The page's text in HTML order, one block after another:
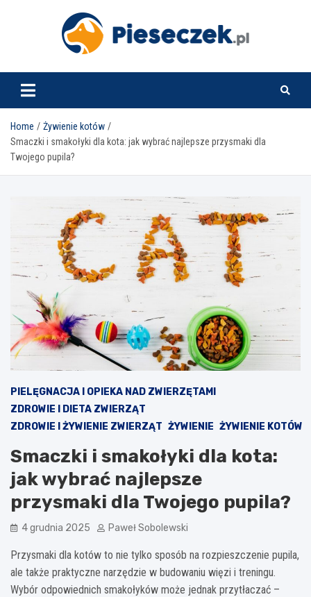
pieseczek.pl
Home
Żywienie kotów
Smaczki i smakołyki dla kota: jak wybrać najlepsze przysmaki dla
Twojego pupila?
PIELĘGNACJA I OPIEKA NAD ZWIERZĘTAMI
ZDROWIE I DIETA ZWIERZĄT
ZDROWIE I ŻYWIENIE ZWIERZĄT ŻYWIENIE ŻYWIENIE KOTÓW
Smaczki i smakołyki dla kota:
jak wybrać najlepsze
przysmaki dla Twojego pupila?
4 grudnia 2025 Paweł Sobolewski
Przysmaki dla kotów to nie tylko sposób na rozpieszczenie pupila,
ale także praktyczne narzędzie w budowaniu więzi i treningu.
Wybór odpowiednich smakołyków może jednak przytłaczać –